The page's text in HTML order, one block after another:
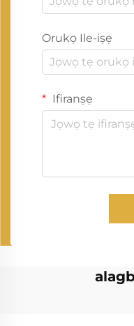
Orukọ Ile-iṣẹ
Ifiranṣẹ